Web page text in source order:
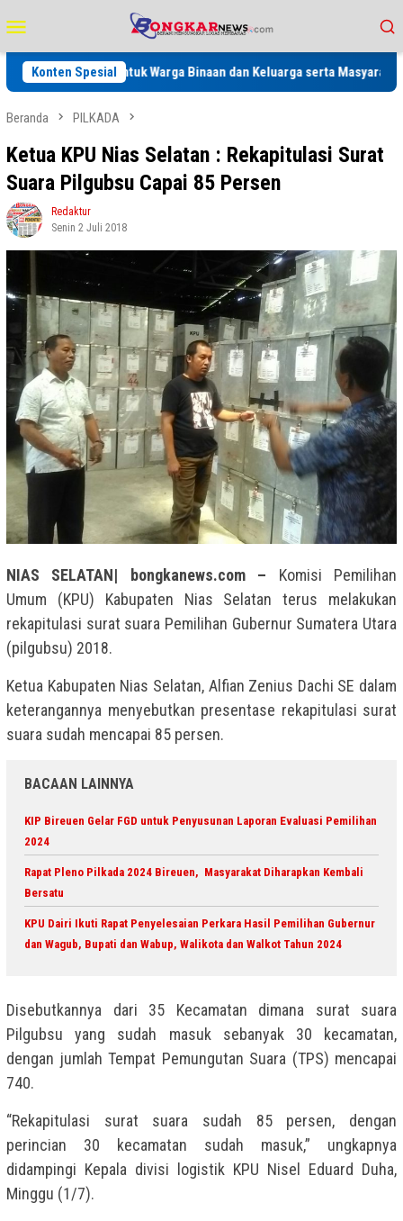
ke
kontenMobile
Konten Spesial
Untuk Warga Binaan dan Keluarga serta Masyarakat
Beranda PILKADA
Ketua KPU Nias Selatan : Rekapitulasi Surat
Suara Pilgubsu Capai 85 Persen
Redaktur
Senin 2 Juli 2018
NIAS SELATAN| bongkanews.com – Komisi Pemilihan
Umum (KPU) Kabupaten Nias Selatan terus melakukan
rekapitulasi surat suara Pemilihan Gubernur Sumatera Utara
(pilgubsu) 2018.
Ketua Kabupaten Nias Selatan, Alfian Zenius Dachi SE dalam
keterangannya menyebutkan presentase rekapitulasi surat
suara sudah mencapai 85 persen.
BACAAN LAINNYA
KIP Bireuen Gelar FGD untuk Penyusunan Laporan Evaluasi Pemilihan
2024
Rapat Pleno Pilkada 2024 Bireuen, Masyarakat Diharapkan Kembali
Bersatu
KPU Dairi Ikuti Rapat Penyelesaian Perkara Hasil Pemilihan Gubernur
dan Wagub, Bupati dan Wabup, Walikota dan Walkot Tahun 2024
Disebutkannya dari 35 Kecamatan dimana surat suara
Pilgubsu yang sudah masuk sebanyak 30 kecamatan,
dengan jumlah Tempat Pemungutan Suara (TPS) mencapai
‎740.
“Rekapitulasi surat suara sudah 85 persen, dengan
perincian 30 kecamatan sudah masuk,” ungkapnya
didampingi Kepala divisi logistik KPU Nisel Eduard Duha,
Minggu (1/7).